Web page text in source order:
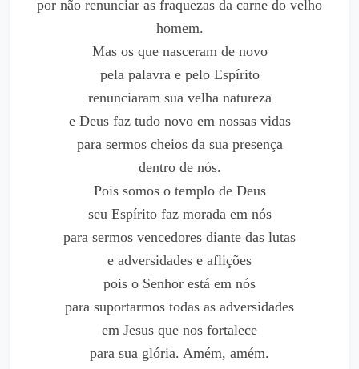
por não renunciar as fraquezas da carne do velho
homem.
Mas os que nasceram de novo
pela palavra e pelo Espírito
renunciaram sua velha natureza
e Deus faz tudo novo em nossas vidas
para sermos cheios da sua presença
dentro de nós.
Pois somos o templo de Deus
seu Espírito faz morada em nós
para sermos vencedores diante das lutas
e adversidades e aflições
pois o Senhor está em nós
para suportarmos todas as adversidades
em Jesus que nos fortalece
para sua glória. Amém, amém.